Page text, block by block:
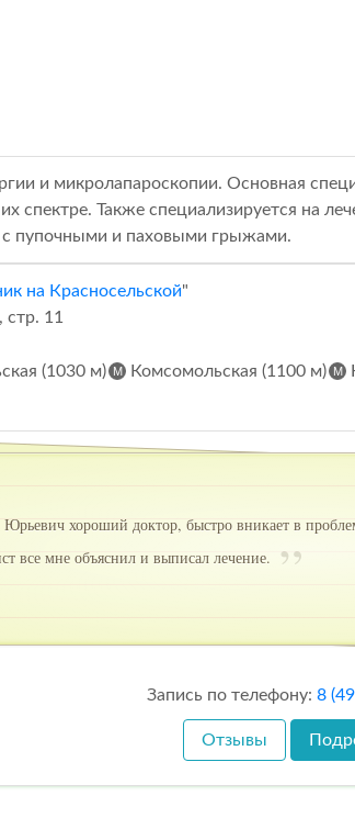
и микролапароскопии. Основная
спектре. Также специализируется на
с пупочными и паховыми грыжами.
на Красносельской"
11
(1030 м) Комсомольская (1100 м)
хороший доктор, быстро вникает в
все мне объяснил и выписал лечение.
Запись по телефону: 8
Отзывы